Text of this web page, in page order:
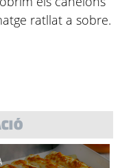
ratllat a sobre.